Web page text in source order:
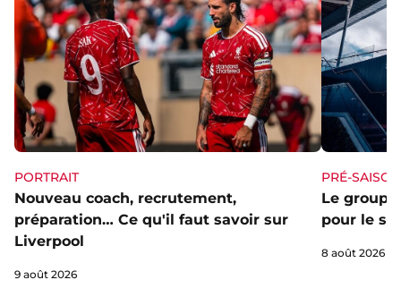
PORTRAIT
Nouveau coach, recrutement,
préparation… Ce qu'il faut savoir sur
Liverpool
9 août 2026
PRÉ-SAISON
Le groupe
pour le
8 août 2026